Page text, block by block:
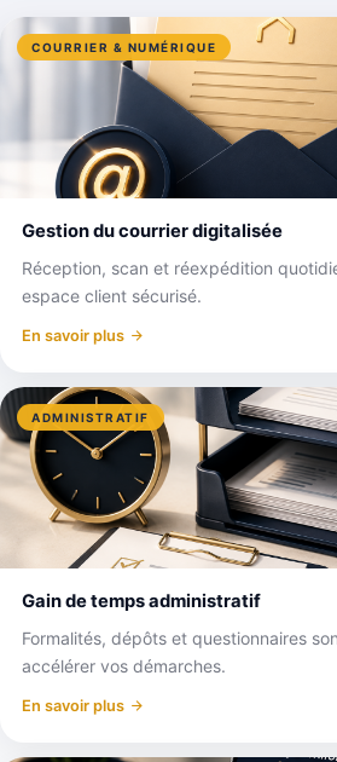
COURRIER & NUMÉRIQUE
Gestion du courrier digitalisée
Réception, scan et réexpédition
espace client sécurisé.
En savoir plus
ADMINISTRATIF
Gain de temps administratif
Formalités, dépôts et questionnaires
accélérer vos démarches.
En savoir plus